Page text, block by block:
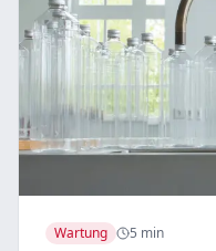
Wartung 5 min